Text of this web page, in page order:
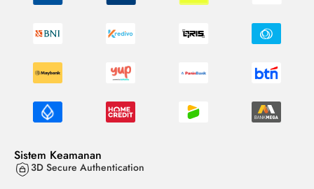
Sistem Keamanan
3D Secure Authentication